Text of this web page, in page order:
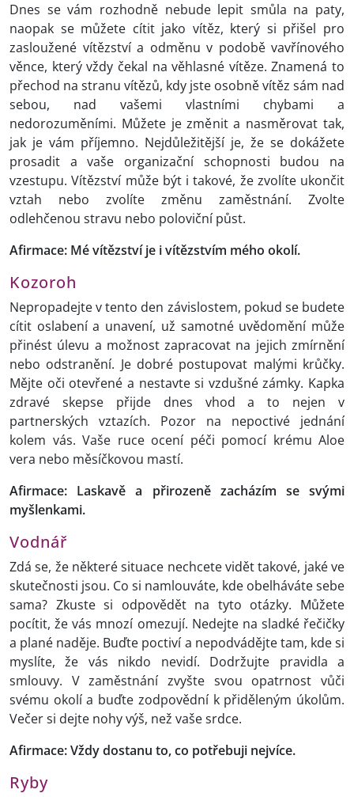
Dnes se vám rozhodně nebude lepit smůla na paty,
naopak se můžete cítit jako vítěz, který si přišel pro
zasloužené vítězství a odměnu v podobě vavřínového
věnce, který vždy čekal na věhlasné vítěze. Znamená to
přechod na stranu vítězů, kdy jste osobně vítěz sám nad
sebou, nad vašemi vlastními chybami a
nedorozuměními. Můžete je změnit a nasměrovat tak,
jak je vám příjemno. Nejdůležitější je, že se dokážete
prosadit a vaše organizační schopnosti budou na
vzestupu. Vítězství může být i takové, že zvolíte ukončit
vztah nebo zvolíte změnu zaměstnání. Zvolte
odlehčenou stravu nebo poloviční půst.
Afirmace: Mé vítězství je i vítězstvím mého okolí.
Kozoroh
Nepropadejte v tento den závislostem, pokud se budete
cítit oslabení a unavení, už samotné uvědomění může
přinést úlevu a možnost zapracovat na jejich zmírnění
nebo odstranění. Je dobré postupovat malými krůčky.
Mějte oči otevřené a nestavte si vzdušné zámky. Kapka
zdravé skepse přijde dnes vhod a to nejen v
partnerských vztazích. Pozor na nepoctivé jednání
kolem vás. Vaše ruce ocení péči pomocí krému Aloe
vera nebo měsíčkovou mastí.
Afirmace: Laskavě a přirozeně zacházím se svými
myšlenkami.
Vodnář
Zdá se, že některé situace nechcete vidět takové, jaké ve
skutečnosti jsou. Co si namlouváte, kde obelháváte sebe
sama? Zkuste si odpovědět na tyto otázky. Můžete
pocítit, že vás mnozí omezují. Nedejte na sladké řečičky
a plané naděje. Buďte poctiví a nepodvádějte tam, kde si
myslíte, že vás nikdo nevidí. Dodržujte pravidla a
smlouvy. V zaměstnání zvyšte svou opatrnost vůči
svému okolí a buďte zodpovědní k přiděleným úkolům.
Večer si dejte nohy výš, než vaše srdce.
Afirmace: Vždy dostanu to, co potřebuji nejvíce.
Ryby